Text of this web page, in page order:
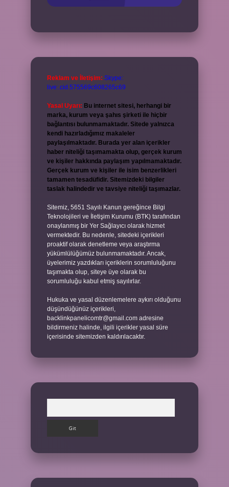
Reklam ve İletişim: Skype:
live:.cid.575569c608265c69
Yasal Uyarı: Bu internet sitesi, herhangi bir
marka, kurum veya şahıs şirketi ile hiçbir
bağlantısı bulunmamaktadır. Sitede yalnızca
kendi hazırladığımız makaleler
paylaşılmaktadır. Burada yer alan içerikler
haber niteliği taşımamakta olup, gerçek kurum
ve kişiler hakkında paylaşım yapılmamaktadır.
Gerçek kurum ve kişiler ile isim benzerlikleri
tamamen tesadüfidir. Sitemizdeki bilgiler
taslak halindedir ve tavsiye niteliği taşımazlar.
Sitemiz, 5651 Sayılı Kanun gereğince Bilgi
Teknolojileri ve İletişim Kurumu (BTK) tarafından
onaylanmış bir Yer Sağlayıcı olarak hizmet
vermektedir. Bu nedenle, sitedeki içerikleri
proaktif olarak denetleme veya araştırma
yükümlülüğümüz bulunmamaktadır. Ancak,
üyelerimiz yazdıkları içeriklerin sorumluluğunu
taşımakta olup, siteye üye olarak bu
sorumluluğu kabul etmiş sayılırlar.
Hukuka ve yasal düzenlemelere aykırı olduğunu
düşündüğünüz içerikleri,
backlinkpanelicomtr@gmail.com adresine
bildirmeniz halinde, ilgili içerikler yasal süre
içerisinde sitemizden kaldırılacaktır.